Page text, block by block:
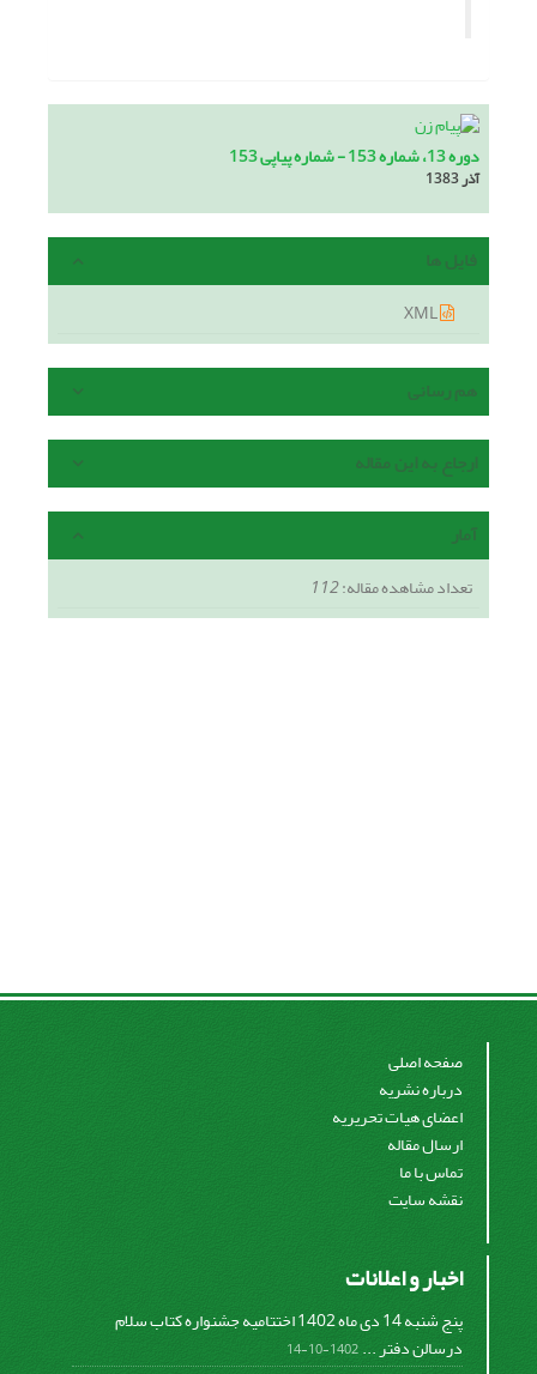
دوره 13، شماره 153 - شماره پیاپی 153
آذر 1383
فایل ها
هم رسانی
ارجاع به این مقاله
آمار
تعداد مشاهده مقاله:112
صفحه اصلی
درباره نشریه
اعضای هیات تحریریه
ارسال مقاله
تماس با ما
نقشه سایت
اخبار و اعلانات
پنج شنبه 14 دی ماه 1402 اختتامیه جشنواره کتاب سلام
درسالن دفتر ...1402-10-14